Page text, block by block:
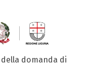
della domanda di